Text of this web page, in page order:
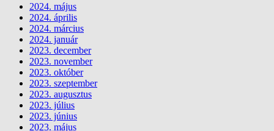
2024. május
2024. április
2024. március
2024. január
2023. december
2023. november
2023. október
2023. szeptember
2023. augusztus
2023. július
2023. június
2023. május